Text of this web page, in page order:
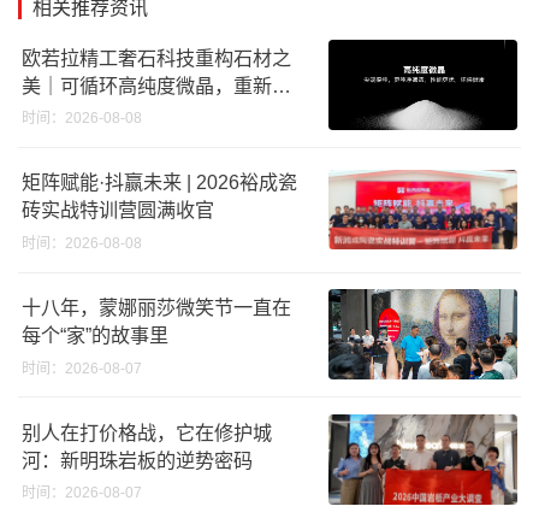
相关推荐资讯
欧若拉精工奢石科技重构石材之
美｜可循环高纯度微晶，重新定
义高端奢石原料
时间：2026-08-08
矩阵赋能·抖赢未来 | 2026裕成瓷
砖实战特训营圆满收官
时间：2026-08-08
十八年，蒙娜丽莎微笑节一直在
每个“家”的故事里
时间：2026-08-07
别人在打价格战，它在修护城
河：新明珠岩板的逆势密码
时间：2026-08-07